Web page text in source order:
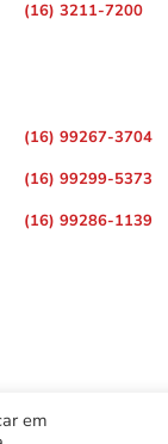
(16) 3211-7200
(16) 99267-3704
(16) 99299-5373
(16) 99286-1139
em